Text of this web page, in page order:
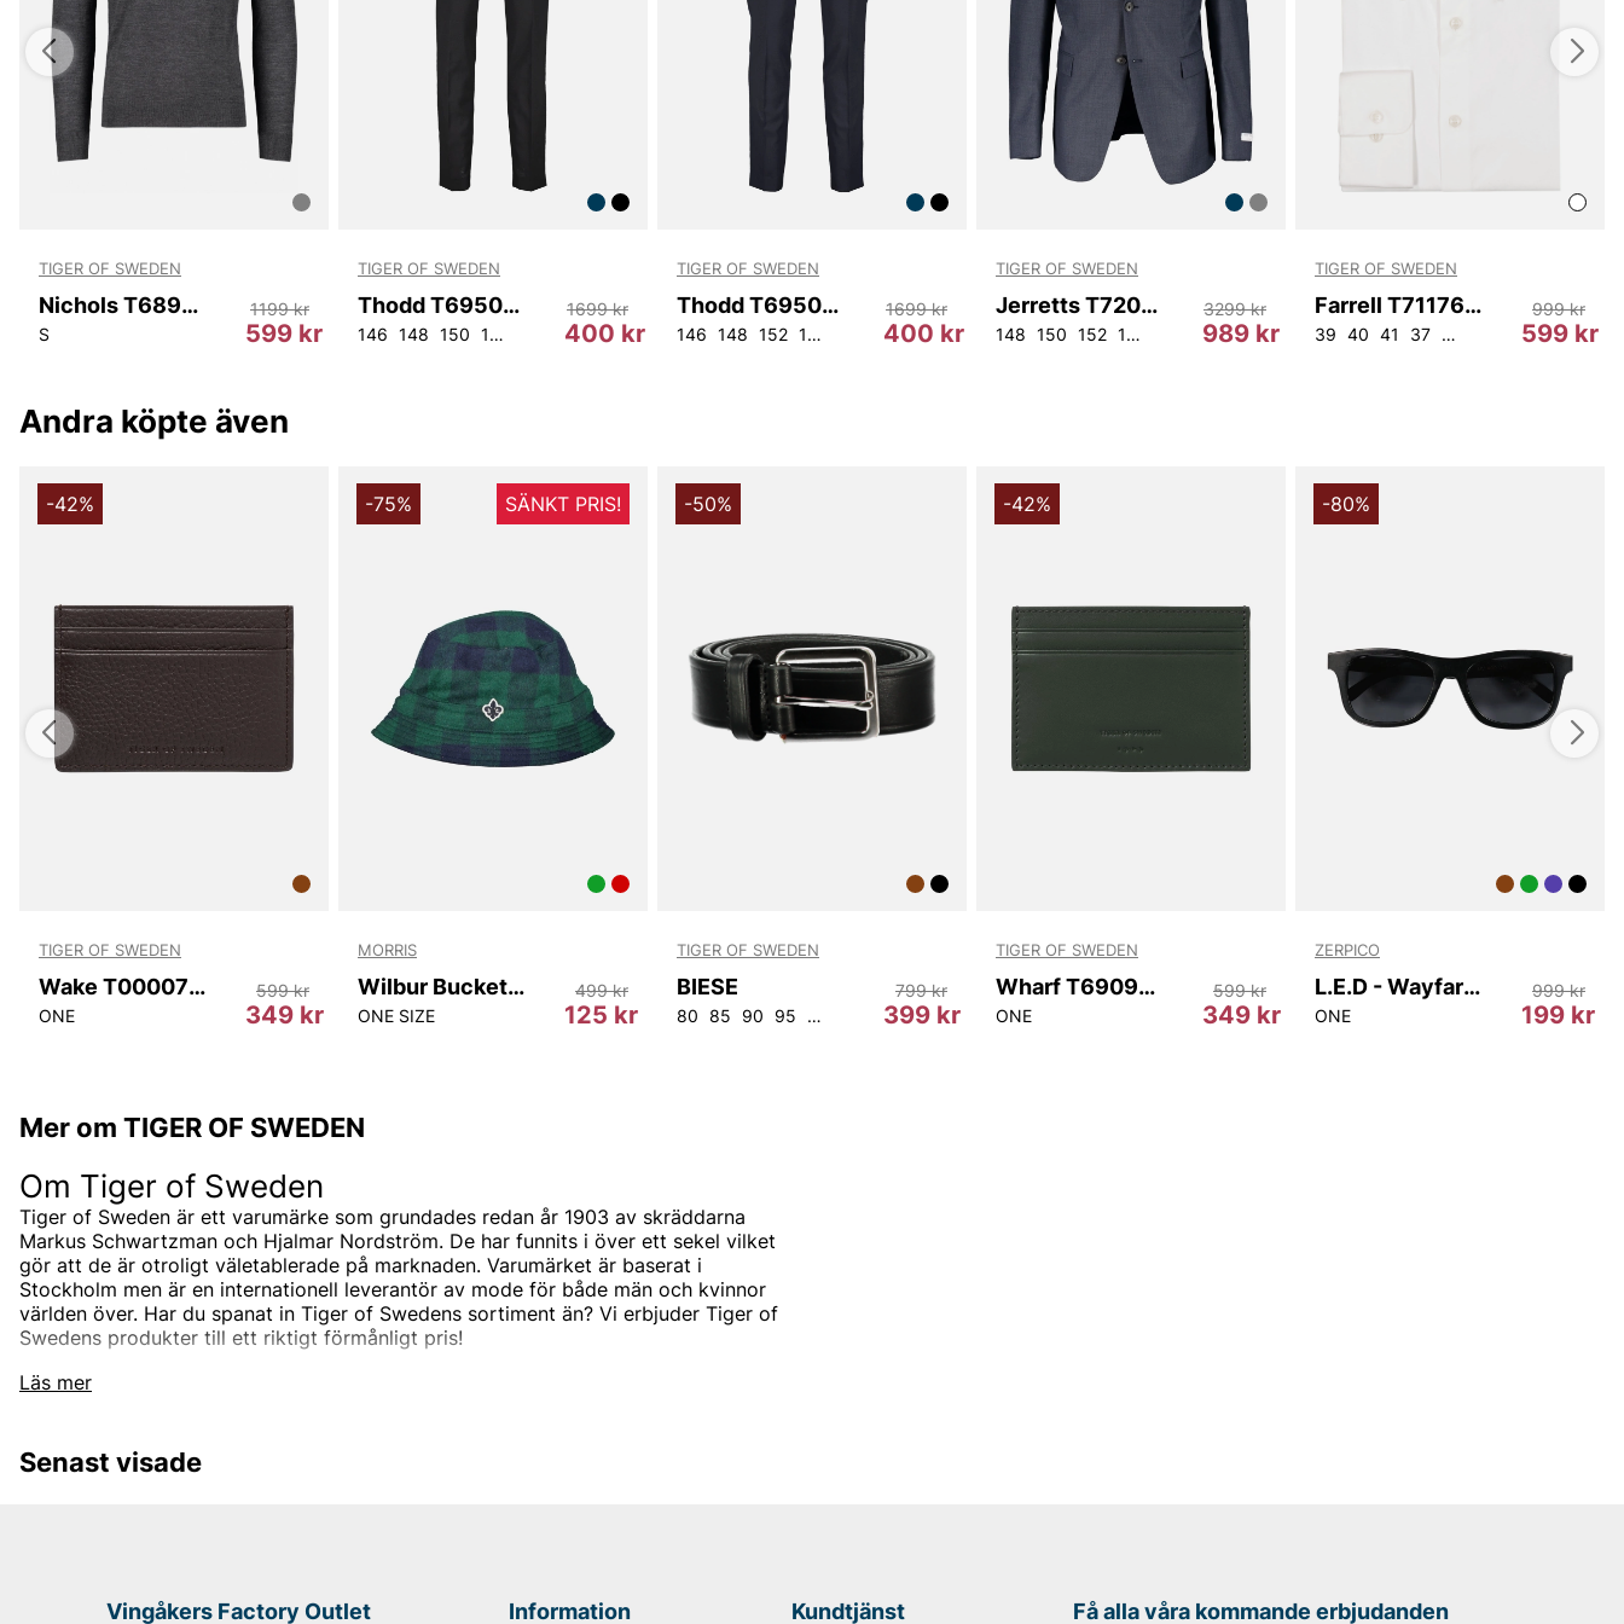
TIGER OF SWEDEN
Nichols T68915 1A5
S 599 kr
1199 kr
TIGER OF SWEDEN
Thodd T69500 050
146 148 150 152 44 46 54 56 104
400 kr
1699 kr
TIGER OF SWEDEN
Thodd T69500 284
146 148 152 154 46 48 50 54 56 92 104
400 kr
1699 kr
TIGER OF SWEDEN
Jerretts T72066 284
148 150 152 154 48 50 52
989 kr
3299 kr
TIGER OF SWEDEN
Farrell T71176 090
39 40 41 37 38 43 44
599 kr
999 kr
Andra köpte även
-42%
TIGER OF SWEDEN
Wake T00007 10N
ONE 349 kr
599 kr
-75% SÄNKT PRIS!
MORRIS
Wilbur Bucket Hat
ONE SIZE 125 kr
499 kr
-50%
TIGER OF SWEDEN
BIESE
80 85 90 95 100 399 kr
799 kr
-42%
TIGER OF SWEDEN
Wharf T69097 403
ONE 349 kr
599 kr
-80%
ZERPICO
L.E.D - Wayfarer
ONE 199 kr
999 kr
Mer om TIGER OF SWEDEN
Läs mer
Om Tiger of Sweden
Tiger of Sweden är ett varumärke som grundades redan år 1903 av skräddarna
Markus Schwartzman och Hjalmar Nordström. De har funnits i över ett sekel vilket
gör att de är otroligt väletablerade på marknaden. Varumärket är baserat i
Stockholm men är en internationell leverantör av mode för både män och kvinnor
världen över. Har du spanat in Tiger of Swedens sortiment än? Vi erbjuder Tiger of
Swedens produkter till ett riktigt förmånligt pris!
Tiger of Swedens sortiment
designas i den Stockholmsbaserade studion men de samarbetar också med de
herr och skinnjackor för herr.
Senast visade
Vingåkers Factory Outlet Information Kundtjänst Få alla våra kommande erbjudanden